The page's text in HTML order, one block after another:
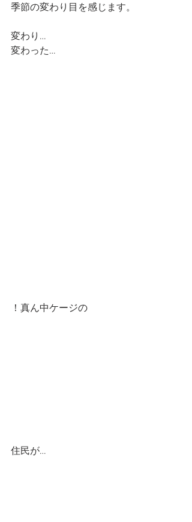
季節の変わり目を感じます。
変わり…
変わった…
！真ん中ケージの
住民が…